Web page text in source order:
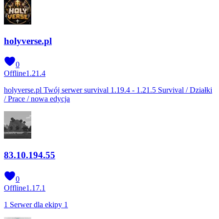
holyverse.pl
0
Offline1.21.4
holyverse.pl Twój serwer survival 1.19.4 - 1.21.5 Survival / Działki
/ Prace / nowa edycja
83.10.194.55
0
Offline1.17.1
1 Serwer dla ekipy 1